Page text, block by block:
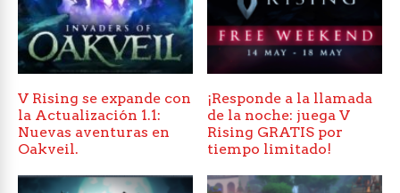
V Rising se expande con
la Actualización 1.1:
Nuevas aventuras en
Oakveil.
¡Responde a la llamada
de la noche: juega V
Rising GRATIS por
tiempo limitado!